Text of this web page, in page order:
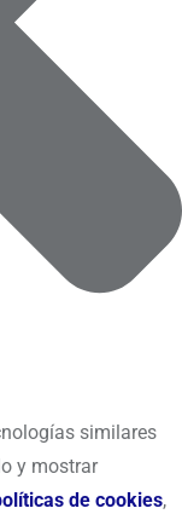
similares
y mostrar
de cookies,